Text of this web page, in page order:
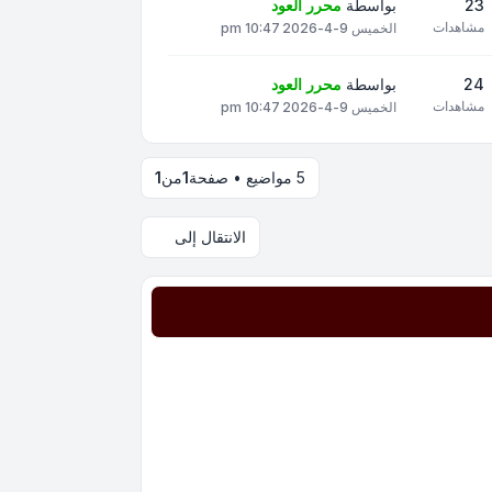
23
مشاهدات
بواسطة محرر العود
الخميس 9-4-2026 10:47 pm
24
مشاهدات
بواسطة محرر العود
الخميس 9-4-2026 10:47 pm
5 مواضيع • صفحة 1من1
الانتقال إلى